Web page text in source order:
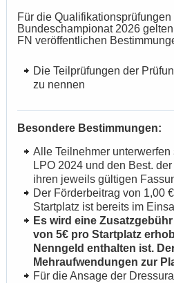
Für die Qualifikationsprüfungen
Bundeschampionat 2026
FN veröffentlichen
Die Teilprüfungen der
zu nennen
Besondere Bestimmungen:
Alle Teilnehmer unterwerfen
LPO 2024 und den Best.
ihren jeweils gültigen
Der Förderbeitrag von 1,00
Startplatz ist bereits im
Es wird eine
von 5€ pro Startplatz
Nenngeld enthalten ist.
Mehraufwendungen zur
Für die Ansage der